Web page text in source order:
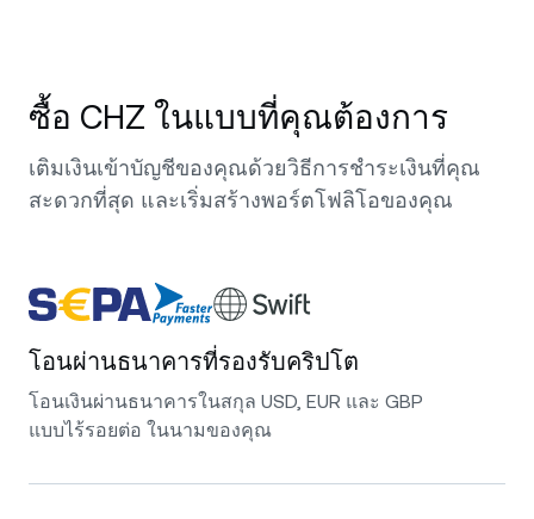
ซื้อ CHZ ในแบบที่คุณต้องการ
เติมเงินเข้าบัญชีของคุณด้วยวิธีการชำระเงินที่คุณ
สะดวกที่สุด และเริ่มสร้างพอร์ตโฟลิโอของคุณ
โอนผ่านธนาคารที่รองรับคริปโต
โอนเงินผ่านธนาคารในสกุล USD, EUR และ GBP
แบบไร้รอยต่อ ในนามของคุณ